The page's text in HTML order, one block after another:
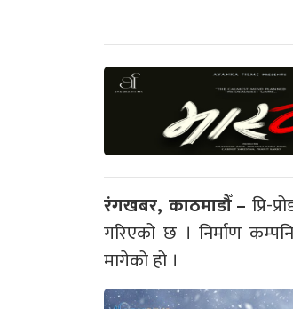
रंगखबर, काठमाडौँ – प्रि-
गरिएको छ । निर्माण
मागेको हो ।